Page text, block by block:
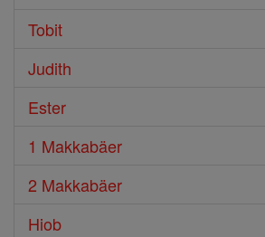
Tobit
Judith
Ester
1 Makkabäer
2 Makkabäer
Hiob